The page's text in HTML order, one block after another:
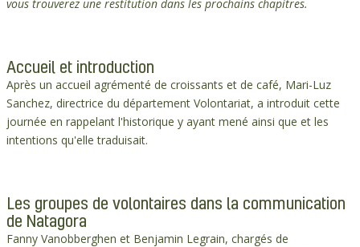
vous trouverez une restitution dans les prochains chapitres.
Accueil et introduction
Après un accueil agrémenté de croissants et de café, Mari-Luz
Sanchez, directrice du département Volontariat, a introduit cette
journée en rappelant l'historique y ayant mené ainsi que et les
intentions qu'elle traduisait.
Les groupes de volontaires dans la communication
de Natagora
Fanny Vanobberghen et Benjamin Legrain, chargés de